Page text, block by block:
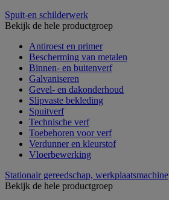
Spuit-en schilderwerk
Bekijk de hele productgroep
Antiroest en primer
Bescherming van metalen
Binnen- en buitenverf
Galvaniseren
Gevel- en dakonderhoud
Slipvaste bekleding
Spuitverf
Technische verf
Toebehoren voor verf
Verdunner en kleurstof
Vloerbewerking
Stationair gereedschap, werkplaatsmachine
Bekijk de hele productgroep